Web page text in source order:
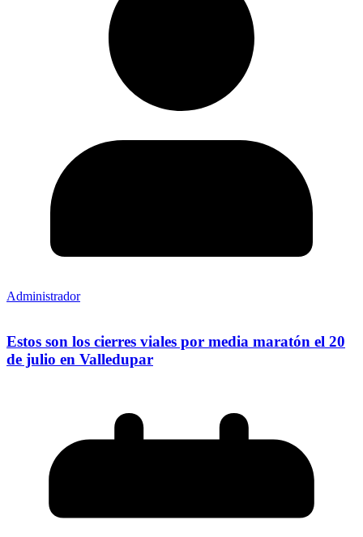
Administrador
Estos son los cierres viales por media maratón el 20
de julio en Valledupar